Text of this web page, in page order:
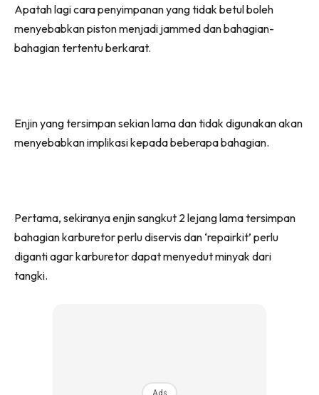
Apatah lagi cara penyimpanan yang tidak betul boleh
menyebabkan piston menjadi jammed dan bahagian-
bahagian tertentu berkarat.
Enjin yang tersimpan sekian lama dan tidak digunakan akan
menyebabkan implikasi kepada beberapa bahagian.
Pertama, sekiranya enjin sangkut 2 lejang lama tersimpan
bahagian karburetor perlu diservis dan ‘repairkit’ perlu
diganti agar karburetor dapat menyedut minyak dari
tangki.
Ads